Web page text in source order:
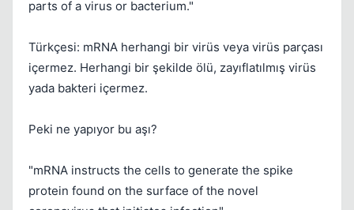
parts of a virus or bacterium."
Türkçesi: mRNA herhangi bir virüs veya virüs parçası
içermez. Herhangi bir şekilde ölü, zayıflatılmış virüs
yada bakteri içermez.
Peki ne yapıyor bu aşı?
"mRNA instructs the cells to generate the spike
protein found on the surface of the novel